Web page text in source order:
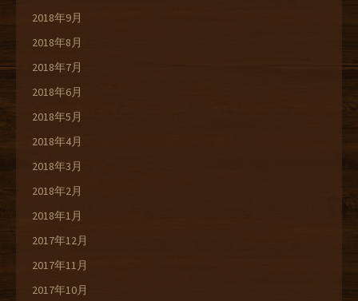
2018年9月
2018年8月
2018年7月
2018年6月
2018年5月
2018年4月
2018年3月
2018年2月
2018年1月
2017年12月
2017年11月
2017年10月